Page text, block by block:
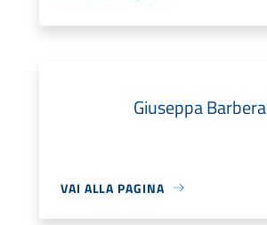
Giuseppa Barbera
VAI ALLA PAGINA